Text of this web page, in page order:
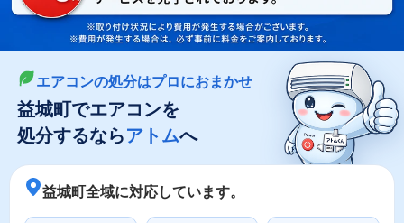
メールで回収依頼 LINEで回収依頼
エアコンの処分はプロにおまかせ
益城町でエアコンを
処分するならアトムへ
益城町全域に対応しています。